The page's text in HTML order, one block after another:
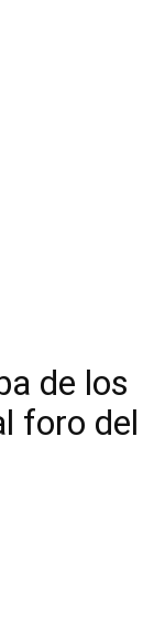
de los
foro del